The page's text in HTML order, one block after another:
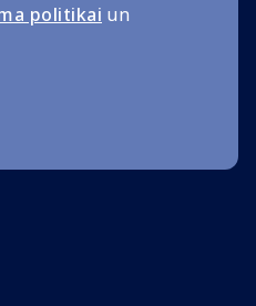
politikai un